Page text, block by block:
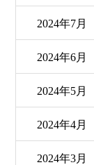
2024年7月
2024年6月
2024年5月
2024年4月
2024年3月